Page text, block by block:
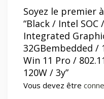
Soyez le premier
“Black / Intel
Integrated
32GBembedded /
Win 11 Pro /
120W / 3y”
Vous devez être